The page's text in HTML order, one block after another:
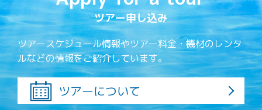
ツアー申し込み
ツアースケジュール情報やツアー料金・機材のレンタ
ルなどの情報をご紹介しています。
ツアーについて